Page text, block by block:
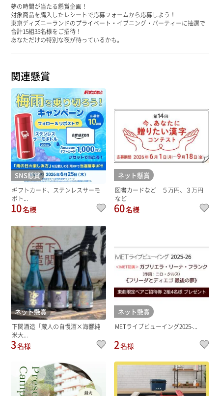
夢の時間が当たる懸賞企画！
対象商品を購入したレシートで応募フォームから応募しよう！
東京ディズニーランドのプライベート・イブニング・パーティーに抽選で
合計15組35名様をご招待！
あなただけの特別な夜が待っているかも。
関連懸賞
SNS懸賞
ギフトカード、ステンレスサーモ
ボト...
10名様
ネット懸賞
図書カードなど ５万円、３万円
など
60名様
ネット懸賞
下関酒造「蔵人の自慢酒×海響純
米大...
3名様
ネット懸賞
METライブビューイング2025-...
2名様